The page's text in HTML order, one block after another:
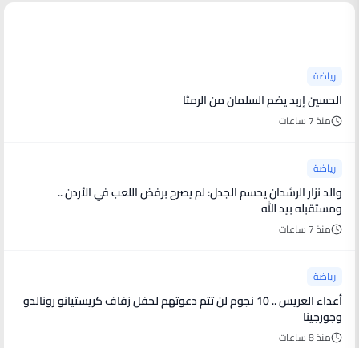
رياضة
الحسين إربد يضم السلمان من الرمثا
منذ 7 ساعات
رياضة
والد نزار الرشدان يحسم الجدل: لم يصرح برفض اللعب في الأردن ..
ومستقبله بيد الله
منذ 7 ساعات
رياضة
أعداء العريس .. 10 نجوم لن تتم دعوتهم لحفل زفاف كريستيانو رونالدو
وجورجينا
منذ 8 ساعات